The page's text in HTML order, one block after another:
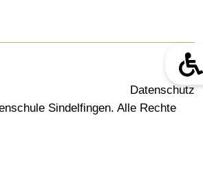
Datenschutz
Sindelfingen. Alle Rechte